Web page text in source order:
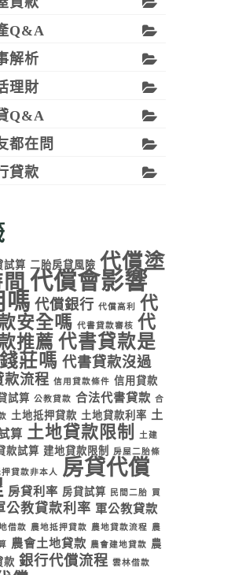
Q&A
解析
理財
Q&A
都在問
貸款
試算 二胎房貸風險 代償塗
代償會影響
嗎 代償銀行 代償高利
代
安全嗎 代書貸款審核 代
推薦 代書貸款是
莊嗎 代書貸款沒過
款流程 信用貸款條件 信用貸款
試算 公教貸款 合法代書貸款 合
土地抵押貸款 土地貸款利率 土
算 土地貸款限制
土建
款試算 建地貸款限制 房屋二胎條
貸款非本人
房貸代償
房貸利率 房貸試算 民間二胎
買
公教貸款利率 軍公教貸款
借款 農地抵押貸款 農地貸款流程
農
農會土地貸款 農會建地貸款
農
款 銀行代償流程 雲林借款